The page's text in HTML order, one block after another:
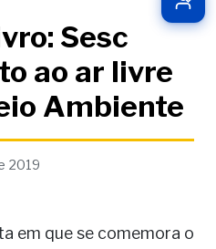
Sesc
ao ar livre
Ambiente
2019
em que se comemora o